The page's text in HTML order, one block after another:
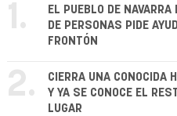
1.
EL PUEBLO DE
DE PERSONAS PIDE
FRONTÓN
2.
CIERRA UNA CONOCIDA
Y YA SE CONOCE EL
LUGAR